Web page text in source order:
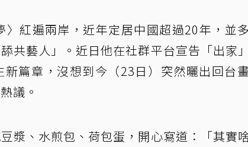
〉紅遍兩岸，近年定居中國超過20年，並
共藝人」。近日他在社群平台宣告「出家
篇章，沒想到今（23日）突然曬出回台
議。
漿、水煎包、荷包蛋，開心寫道：「其實